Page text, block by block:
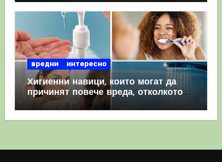
вредни интересно
Хигиенни навици, които могат да
причинят повече вреда, отколкото
полза